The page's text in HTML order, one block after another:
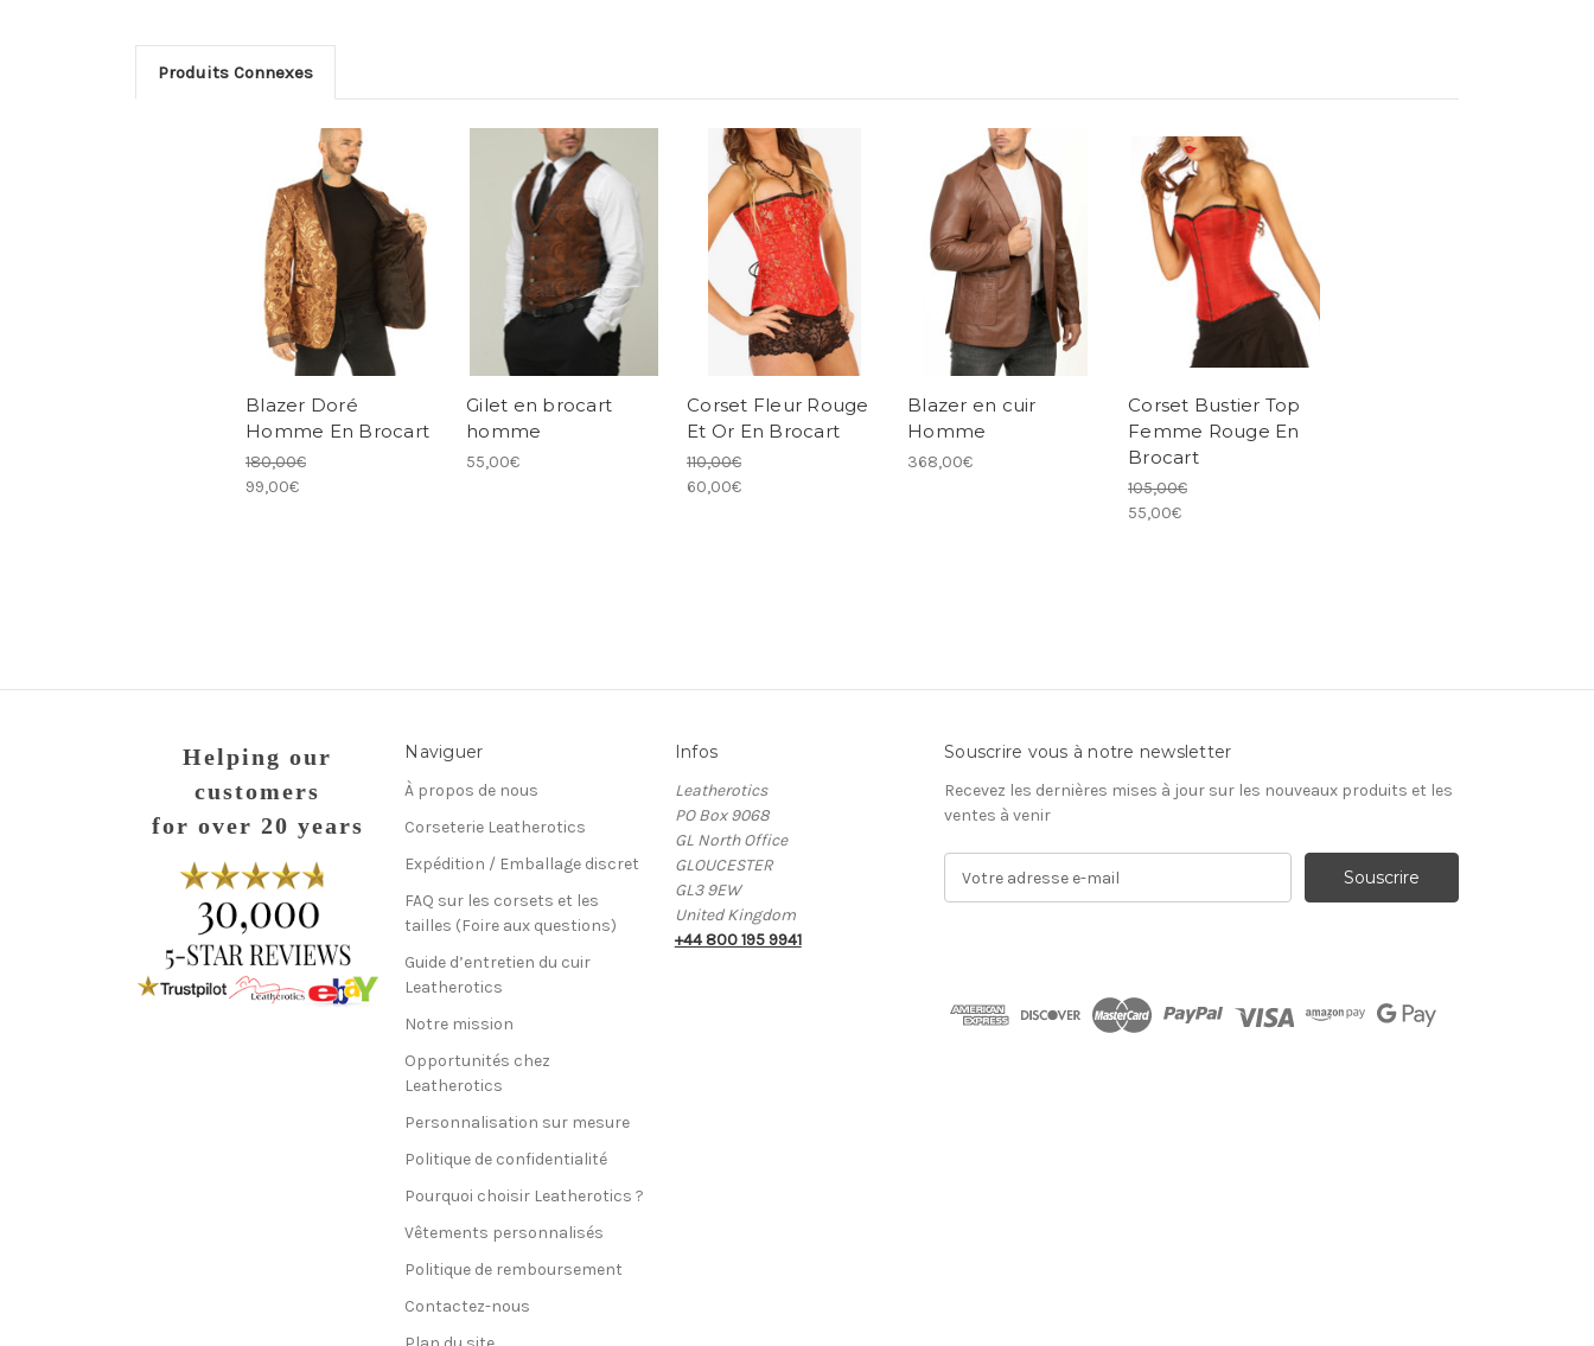
Produits Connexes
Blazer Doré
Homme En Brocart
180,00€
99,00€
Gilet en brocart
homme
55,00€
Corset Fleur Rouge
Et Or En Brocart
110,00€
60,00€
Blazer en cuir
Homme
368,00€
Corset Bustier Top
Femme Rouge En
Brocart
105,00€
55,00€
Helping our
customers
for over 20 years
Naviguer
À propos de nous
Corseterie Leatherotics
Expédition / Emballage discret
FAQ sur les corsets et les
tailles (Foire aux questions)
Guide d’entretien du cuir
Leatherotics
Notre mission
Opportunités chez
Leatherotics
Personnalisation sur mesure
Politique de confidentialité
Pourquoi choisir Leatherotics ?
Vêtements personnalisés
Politique de remboursement
Contactez-nous
Infos
Leatherotics
PO Box 9068
GL North Office
GLOUCESTER
GL3 9EW
United Kingdom
+44 800 195 9941
Souscrire vous à notre newsletter
Recevez les dernières mises à jour sur les nouveaux produits et les
ventes à venir
e